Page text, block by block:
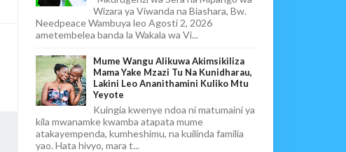
Wizara ya Viwanda na Biashara, Bw.
Needpeace Wambuya leo Agosti 2, 2026
ametembelea banda la Wakala wa Vi...
Mume Wangu Alikuwa Akimsikiliza
Mama Yake Mzazi Tu Na Kunidharau,
Lakini Leo Ananithamini Kuliko Mtu
Yeyote
Kuingia kwenye ndoa ni matumaini ya
kila mwanamke kwamba atapata mume
atakayempenda, kumheshimu, na kuilinda familia
yao. Hata hivyo, mara t...